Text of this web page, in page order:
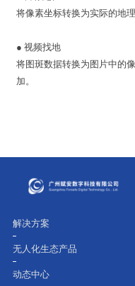
将像素坐标转换为实际的地
●视频找地
将图斑数据转换为图片中的
加。
解决方案
无人化生态产品
动态中心